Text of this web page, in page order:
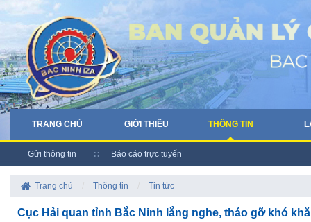
TRANG CHỦ GIỚI THIỆU THÔNG TIN
Gửi thông tin Báo cáo trực tuyến
Trang chủ Thông tin Tin tức
Cục Hải quan tỉnh Bắc Ninh lắng nghe, tháo gỡ khó